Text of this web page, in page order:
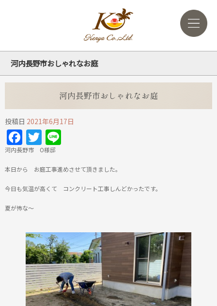
河内長野市おしゃれなお庭
河内長野市おしゃれなお庭
投稿日 2021年6月17日
Facebook
Twitter
河内長野市 O様邸
本日から お庭工事進めさせて頂きました。
今日も気温が高くて コンクリート工事しんどかったです。
夏が怖な～